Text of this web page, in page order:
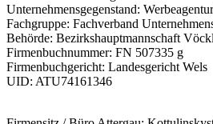
Unternehmensgegenstand: Werbeagentur
Fachgruppe: Fachverband
Behörde: Bezirkshauptmannschaft
Firmenbuchnummer: FN 507335 g
Firmenbuchgericht: Landesgericht Wels
UID: ATU74161346